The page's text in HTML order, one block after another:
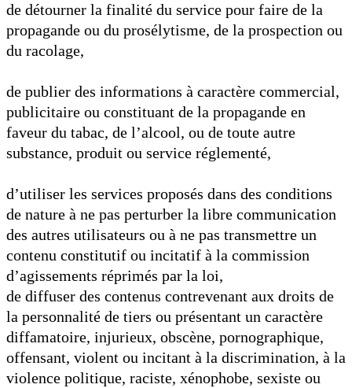
de détourner la finalité du service pour faire de la
propagande ou du prosélytisme, de la prospection ou
du racolage,
de publier des informations à caractère commercial,
publicitaire ou constituant de la propagande en
faveur du tabac, de l’alcool, ou de toute autre
substance, produit ou service réglementé,
d’utiliser les services proposés dans des conditions
de nature à ne pas perturber la libre communication
des autres utilisateurs ou à ne pas transmettre un
contenu constitutif ou incitatif à la commission
d’agissements réprimés par la loi,
de diffuser des contenus contrevenant aux droits de
la personnalité de tiers ou présentant un caractère
diffamatoire, injurieux, obscène, pornographique,
offensant, violent ou incitant à la discrimination, à la
violence politique, raciste, xénophobe, sexiste ou